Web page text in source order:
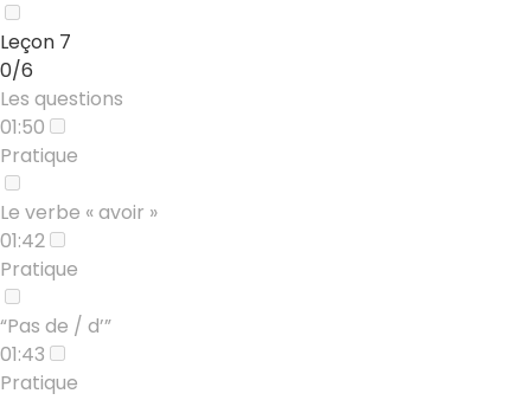
Leçon 7
0/6
Les questions
01:50
Pratique
Le verbe « avoir »
01:42
Pratique
“Pas de / d’”
01:43
Pratique